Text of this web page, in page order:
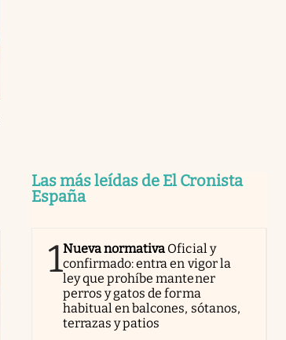
Las más leídas de El Cronista
España
1Nueva normativa Oficial y
confirmado: entra en vigor la
ley que prohíbe mantener
perros y gatos de forma
habitual en balcones, sótanos,
terrazas y patios